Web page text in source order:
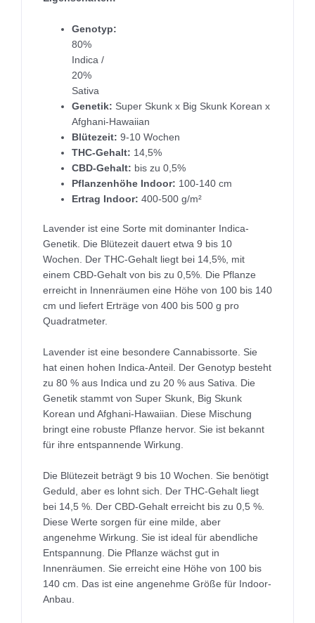
Genotyp:
80%
Indica /
20%
Sativa
Genetik: Super Skunk x Big Skunk Korean x
Afghani-Hawaiian
Blütezeit: 9-10 Wochen
THC-Gehalt: 14,5%
CBD-Gehalt: bis zu 0,5%
Pflanzenhöhe Indoor: 100-140 cm
Ertrag Indoor: 400-500 g/m²
Lavender ist eine Sorte mit dominanter Indica-
Genetik. Die Blütezeit dauert etwa 9 bis 10
Wochen. Der THC-Gehalt liegt bei 14,5%, mit
einem CBD-Gehalt von bis zu 0,5%. Die Pflanze
erreicht in Innenräumen eine Höhe von 100 bis 140
cm und liefert Erträge von 400 bis 500 g pro
Quadratmeter.
Lavender ist eine besondere Cannabissorte. Sie
hat einen hohen Indica-Anteil. Der Genotyp besteht
zu 80 % aus Indica und zu 20 % aus Sativa. Die
Genetik stammt von Super Skunk, Big Skunk
Korean und Afghani-Hawaiian. Diese Mischung
bringt eine robuste Pflanze hervor. Sie ist bekannt
für ihre entspannende Wirkung.
Die Blütezeit beträgt 9 bis 10 Wochen. Sie benötigt
Geduld, aber es lohnt sich. Der THC-Gehalt liegt
bei 14,5 %. Der CBD-Gehalt erreicht bis zu 0,5 %.
Diese Werte sorgen für eine milde, aber
angenehme Wirkung. Sie ist ideal für abendliche
Entspannung. Die Pflanze wächst gut in
Innenräumen. Sie erreicht eine Höhe von 100 bis
140 cm. Das ist eine angenehme Größe für Indoor-
Anbau.